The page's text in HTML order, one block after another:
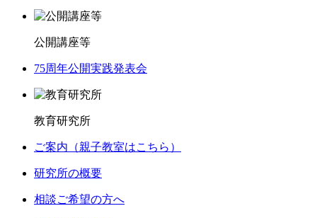
公開講座等
75周年公開実践発表会
教育研究所
ご案内（親子教室はこちら）
研究所の概要
相談ご希望の方へ